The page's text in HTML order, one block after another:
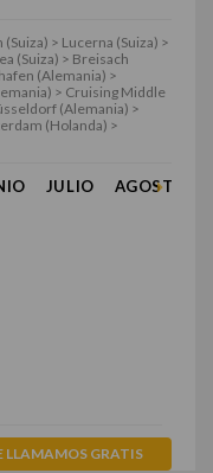
> Lucerna (Suiza) >
(Suiza) > Breisach
(Alemania) >
> Cruising Middle
(Alemania) >
(Holanda) >
JULIO AGOSTO
LLAMAMOS GRATIS